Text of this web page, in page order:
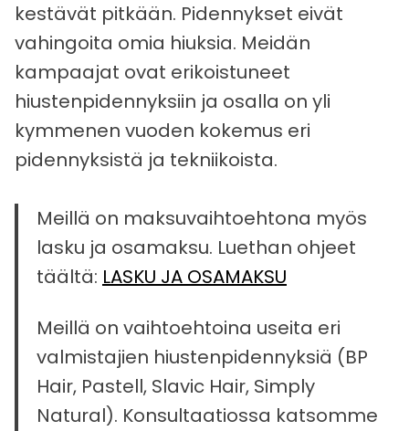
kestävät pitkään. Pidennykset eivät
vahingoita omia hiuksia. Meidän
kampaajat ovat erikoistuneet
hiustenpidennyksiin ja osalla on yli
kymmenen vuoden kokemus eri
pidennyksistä ja tekniikoista.
Meillä on maksuvaihtoehtona myös
lasku ja osamaksu. Luethan ohjeet
täältä: LASKU JA OSAMAKSU
Meillä on vaihtoehtoina useita eri
valmistajien hiustenpidennyksiä (BP
Hair, Pastell, Slavic Hair, Simply
Natural). Konsultaatiossa katsomme